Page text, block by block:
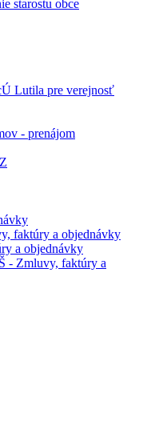
starostu obce
Lutila pre verejnosť
- prenájom
faktúry a objednávky
a objednávky
- Zmluvy, faktúry a